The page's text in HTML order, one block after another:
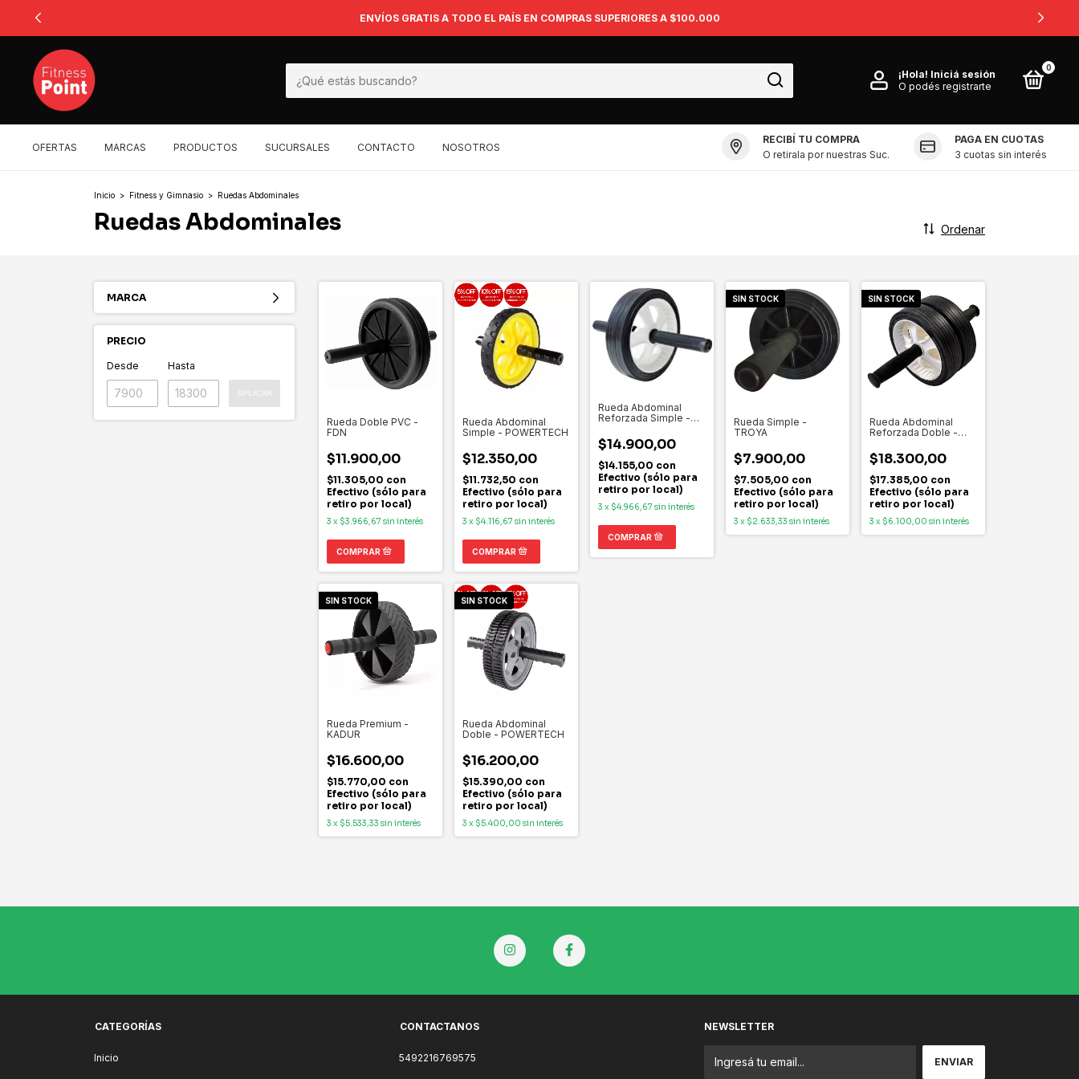
ENVÍOS GRATIS A TODO EL PAÍS EN COMPRAS SUPERIORES A $100.000
¡Hola! Iniciá sesión
O podés registrarte
0
OFERTAS MARCAS PRODUCTOS SUCURSALES CONTACTO NOSOTROS
RECIBÍ TU COMPRA
O retirala por nuestras Suc.
PAGA EN CUOTAS
3 cuotas sin interés
Inicio > Fitness y Gimnasio > Ruedas Abdominales
Ruedas Abdominales Ordenar
MARCA
PRECIO
Desde Hasta
Rueda Doble PVC -
FDN
$11.900,00
$11.305,00 con
Efectivo (sólo para
retiro por local)
3 x $3.966,67 sin interés
Rueda Abdominal
Simple - POWERTECH
$12.350,00
$11.732,50 con
Efectivo (sólo para
retiro por local)
3 x $4.116,67 sin interés
Rueda Abdominal
Reforzada Simple -
$14.900,00
$14.155,00 con
Efectivo (sólo para
retiro por local)
3 x $4.966,67 sin interés
SIN STOCK
Rueda Simple -
TROYA
$7.900,00
$7.505,00 con
Efectivo (sólo para
retiro por local)
3 x $2.633,33 sin interés
SIN STOCK
Rueda Abdominal
Reforzada Doble -
$18.300,00
$17.385,00 con
Efectivo (sólo para
retiro por local)
3 x $6.100,00 sin interés
SIN STOCK
Rueda Premium -
KADUR
$16.600,00
$15.770,00 con
Efectivo (sólo para
retiro por local)
3 x $5.533,33 sin interés
SIN STOCK
Rueda Abdominal
Doble - POWERTECH
$16.200,00
$15.390,00 con
Efectivo (sólo para
retiro por local)
3 x $5.400,00 sin interés
CATEGORÍAS
Inicio
CONTACTANOS
5492216769575
NEWSLETTER